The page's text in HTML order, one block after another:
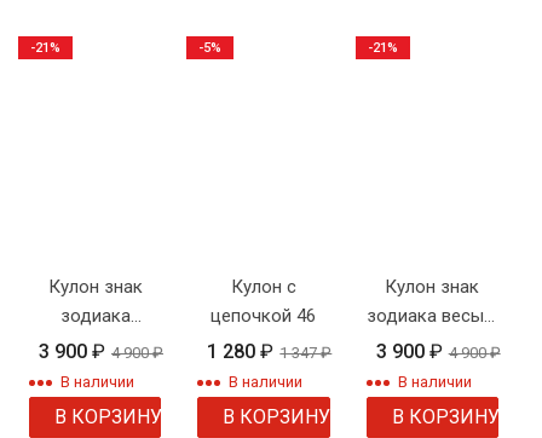
Кулон знак
зодиака
близнецы с
цепочкой
3 900 ₽ 4 900₽
В наличии
В КОРЗИНУ
-21%
Кулон с
цепочкой 46
1 280₽ 1 347₽
В наличии
В КОРЗИНУ
-5%
Кулон знак
зодиака весы с
цепочкой
3 900 ₽ 4 900₽
В наличии
В КОРЗИНУ
-21%